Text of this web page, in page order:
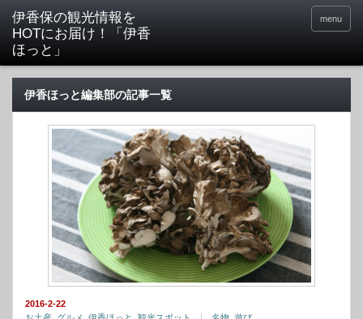
menu
伊香ほっと編集部の記事一覧
2016-2-22